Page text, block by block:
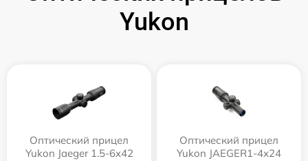
Yukon
Оптический прицел
Yukon Jaeger 1.5-6x42
Оптический прицел
Yukon JAEGER1-4x24